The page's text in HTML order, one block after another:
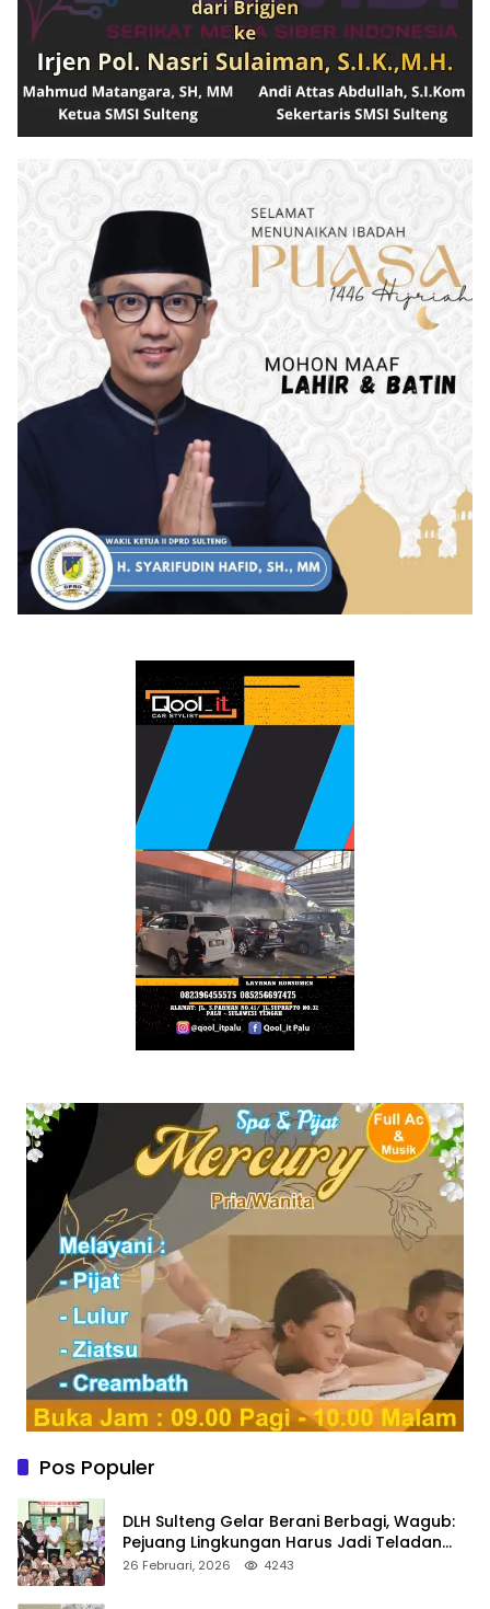
Pos Populer
DLH Sulteng Gelar Berani Berbagi, Wagub:
Pejuang Lingkungan Harus Jadi Teladan
Kepedulian
26 Februari, 2026 4243